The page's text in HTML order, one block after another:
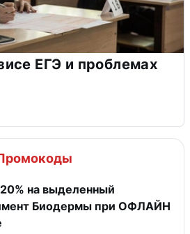
ЕГЭ и проблемах
на выделенный
Биодермы при ОФЛАЙН